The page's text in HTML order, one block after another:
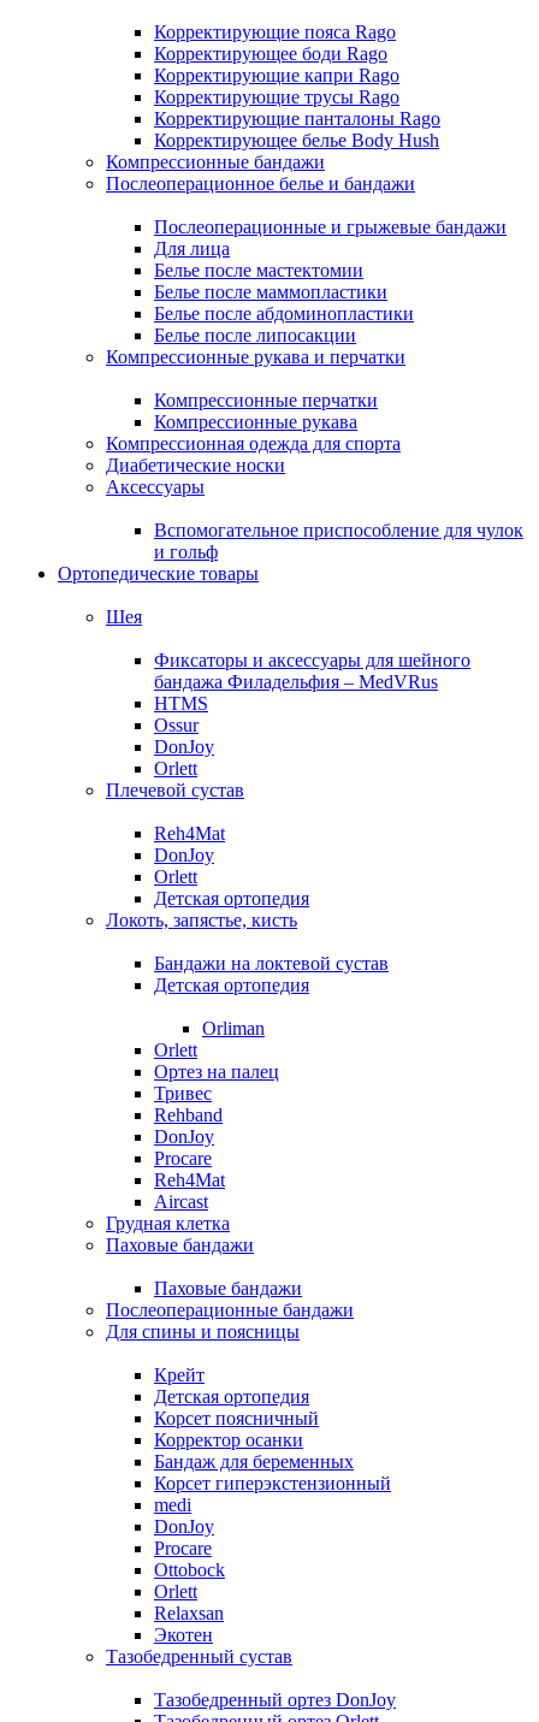
Корректирующие пояса Rago
Корректирующее боди Rago
Корректирующие капри Rago
Корректирующие трусы Rago
Корректирующие панталоны Rago
Корректирующее белье Body Hush
Компрессионные бандажи
Послеоперационное белье и бандажи
Послеоперационные и грыжевые бандажи
Для лица
Белье после мастектомии
Белье после маммопластики
Белье после абдоминопластики
Белье после липосакции
Компрессионные рукава и перчатки
Компрессионные перчатки
Компрессионные рукава
Компрессионная одежда для спорта
Диабетические носки
Аксессуары
Вспомогательное приспособление для чулок
и гольф
Ортопедические товары
Шея
Фиксаторы и аксессуары для шейного
бандажа Филадельфия – MedVRus
HTMS
Ossur
DonJoy
Orlett
Плечевой сустав
Reh4Mat
DonJoy
Orlett
Детская ортопедия
Локоть, запястье, кисть
Бандажи на локтевой сустав
Детская ортопедия
Orliman
Orlett
Ортез на палец
Тривес
Rehband
DonJoy
Procare
Reh4Mat
Aircast
Грудная клетка
Паховые бандажи
Паховые бандажи
Послеоперационные бандажи
Для спины и поясницы
Крейт
Детская ортопедия
Корсет поясничный
Корректор осанки
Бандаж для беременных
Корсет гиперэкстензионный
medi
DonJoy
Procare
Ottobock
Orlett
Relaxsan
Экотен
Тазобедренный сустав
Тазобедренный ортез DonJoy